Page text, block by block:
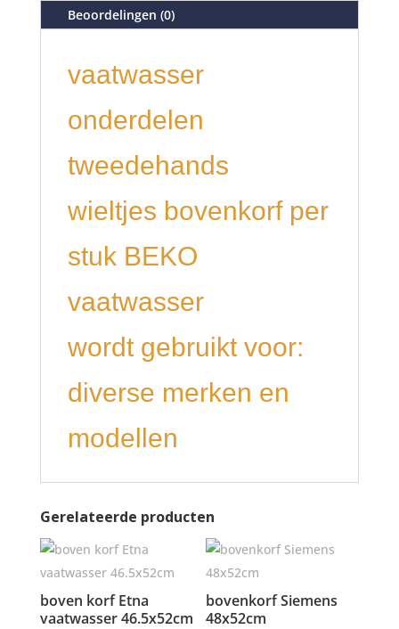
Beoordelingen (0)
vaatwasser
onderdelen
tweedehands
wieltjes bovenkorf per
stuk BEKO
vaatwasser
wordt gebruikt voor:
diverse merken en
modellen
Gerelateerde producten
boven korf Etna
vaatwasser 46.5x52cm
bovenkorf Siemens
48x52cm